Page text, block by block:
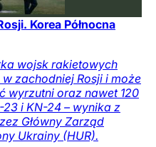
Korea Północna
wojsk rakietowych
zachodniej Rosji i może
wyrzutni oraz nawet 120
i KN-24 – wynika z
Główny Zarząd
Ukrainy (HUR).